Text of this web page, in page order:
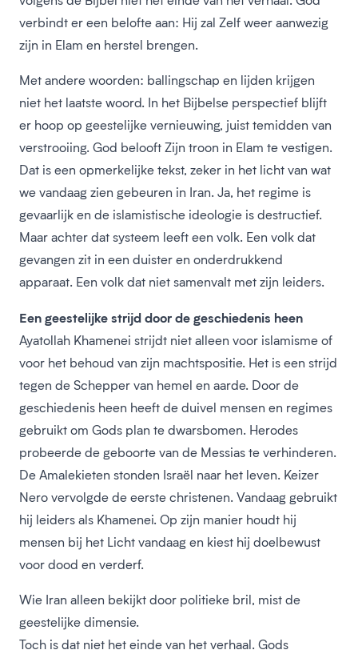
verbindt er een belofte aan: Hij zal Zelf weer aanwezig
zijn in Elam en herstel brengen.
Met andere woorden: ballingschap en lijden krijgen
niet het laatste woord. In het Bijbelse perspectief blijft
er hoop op geestelijke vernieuwing, juist temidden van
verstrooiing. God belooft Zijn troon in Elam te vestigen.
Dat is een opmerkelijke tekst, zeker in het licht van wat
we vandaag zien gebeuren in Iran. Ja, het regime is
gevaarlijk en de islamistische ideologie is destructief.
Maar achter dat systeem leeft een volk. Een volk dat
gevangen zit in een duister en onderdrukkend
apparaat. Een volk dat niet samenvalt met zijn leiders.
Een geestelijke strijd door de geschiedenis heen
Ayatollah Khamenei strijdt niet alleen voor islamisme of
voor het behoud van zijn machtspositie. Het is een strijd
tegen de Schepper van hemel en aarde. Door de
geschiedenis heen heeft de duivel mensen en regimes
gebruikt om Gods plan te dwarsbomen. Herodes
probeerde de geboorte van de Messias te verhinderen.
De Amalekieten stonden Israël naar het leven. Keizer
Nero vervolgde de eerste christenen. Vandaag gebruikt
hij leiders als Khamenei. Op zijn manier houdt hij
mensen bij het Licht vandaag en kiest hij doelbewust
voor dood en verderf.
Wie Iran alleen bekijkt door politieke bril, mist de
geestelijke dimensie.
Toch is dat niet het einde van het verhaal. Gods